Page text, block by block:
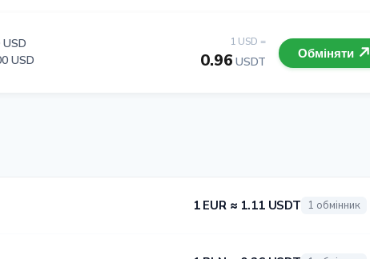
1 USD =
0.96 USDT
USD Обміняти
1 EUR ≈ 1.11 USDT 1 обмінник